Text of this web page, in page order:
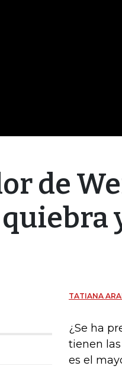
de
TATIANA
¿Se ha
tienen
es el